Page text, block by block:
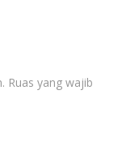
Ruas yang wajib